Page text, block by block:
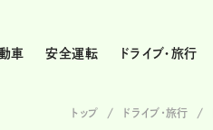
車 安全運転 ドライブ・旅行
トップ ドライブ･旅行